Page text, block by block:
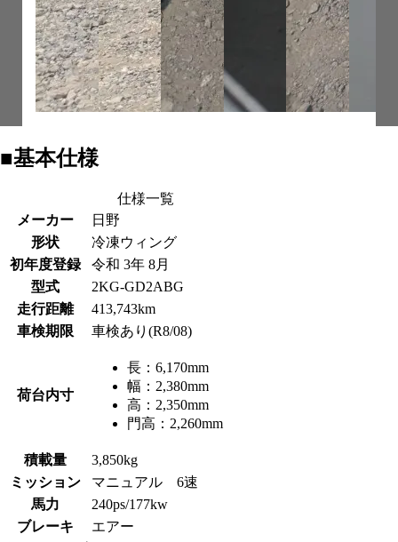
■基本仕様
仕様一覧
メーカー
日野
形状
冷凍ウィング
初年度登録
令和 3年 8月
型式
2KG-GD2ABG
走行距離
413,743km
車検期限
車検あり(R8/08)
荷台内寸
長： 6,170mm
幅： 2,380mm
高： 2,350mm
門高： 2,260mm
積載量
3,850kg
ミッション
マニュアル 6速
馬力
240ps/177kw
ブレーキ
エアー